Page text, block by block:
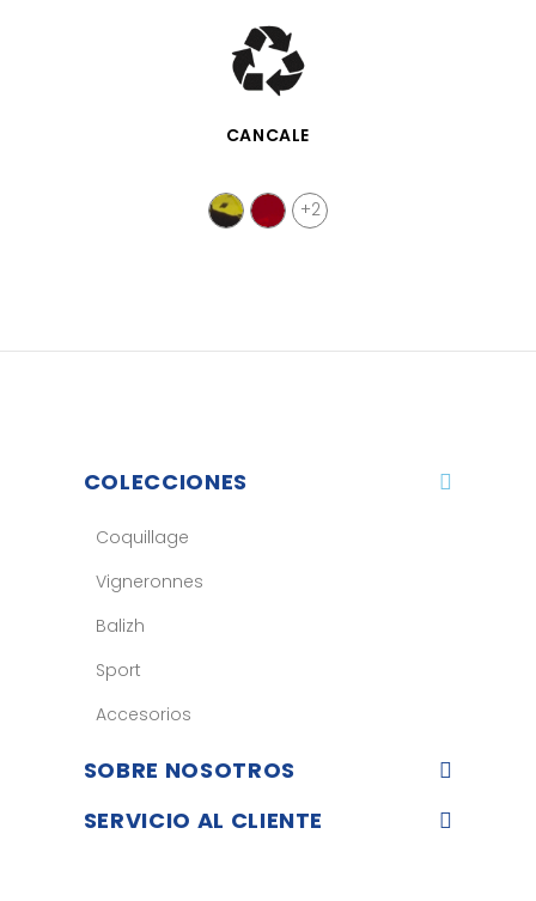
VISTA RÁPIDA
CANCALE
+2
COLECCIONES
Coquillage
Vigneronnes
Balizh
Sport
Accesorios
SOBRE NOSOTROS
SERVICIO AL CLIENTE